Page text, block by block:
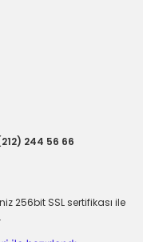
244 56 66
256bit SSL sertifikası ile